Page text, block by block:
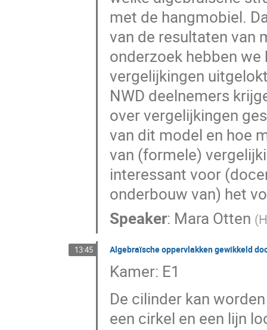
met de hangmobiel.
van de resultaten van
onderzoek hebben
vergelijkingen
NWD deelnemers
over vergelijkingen
van dit model en hoe
van (formele)
interessant voor
onderbouw van) het
Speaker: Mara Otten (
13:45 Algebraïsche oppervlakken gewikkeld
Kamer: E1
De cilinder kan
een cirkel en een lijn